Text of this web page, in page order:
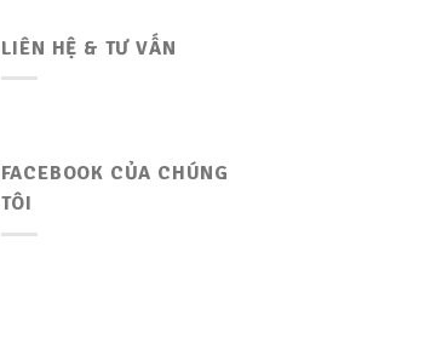
LIÊN HỆ & TƯ VẤN
FACEBOOK CỦA CHÚNG
TÔI